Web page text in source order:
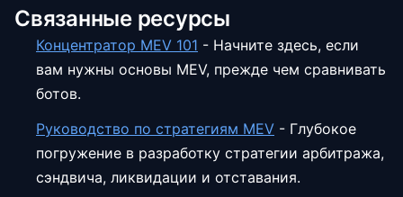
Связанные ресурсы
Концентратор MEV 101 - Начните здесь, если
вам нужны основы MEV, прежде чем сравнивать
ботов.
Руководство по стратегиям MEV - Глубокое
погружение в разработку стратегии арбитража,
сэндвича, ликвидации и отставания.